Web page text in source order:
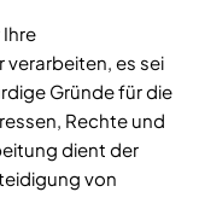
es sei
Gründe für die
Rechte und
dient der
von